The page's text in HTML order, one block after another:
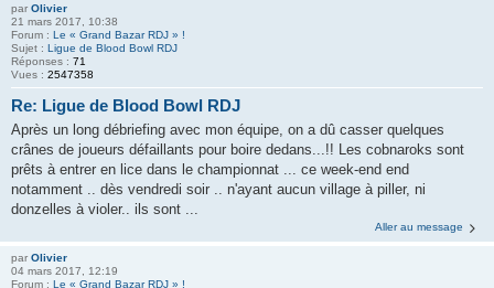
par Olivier
21 mars 2017, 10:38
Forum : Le « Grand Bazar RDJ » !
Sujet : Ligue de Blood Bowl RDJ
Réponses : 71
Vues : 2547358
Re: Ligue de Blood Bowl RDJ
Après un long débriefing avec mon équipe, on a dû casser quelques
crânes de joueurs défaillants pour boire dedans...!! Les cobnaroks sont
prêts à entrer en lice dans le championnat ... ce week-end end
notamment .. dès vendredi soir .. n'ayant aucun village à piller, ni
donzelles à violer.. ils sont ...
Aller au message
par Olivier
04 mars 2017, 12:19
Forum : Le « Grand Bazar RDJ » !